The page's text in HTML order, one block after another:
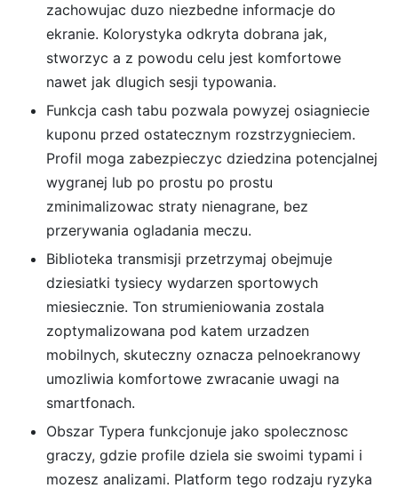
zachowujac duzo niezbedne informacje do
ekranie. Kolorystyka odkryta dobrana jak,
stworzyc a z powodu celu jest komfortowe
nawet jak dlugich sesji typowania.
Funkcja cash tabu pozwala powyzej osiagniecie
kuponu przed ostatecznym rozstrzygnieciem.
Profil moga zabezpieczyc dziedzina potencjalnej
wygranej lub po prostu po prostu
zminimalizowac straty nienagrane, bez
przerywania ogladania meczu.
Biblioteka transmisji przetrzymaj obejmuje
dziesiatki tysiecy wydarzen sportowych
miesiecznie. Ton strumieniowania zostala
zoptymalizowana pod katem urzadzen
mobilnych, skuteczny oznacza pelnoekranowy
umozliwia komfortowe zwracanie uwagi na
smartfonach.
Obszar Typera funkcjonuje jako spolecznosc
graczy, gdzie profile dziela sie swoimi typami i
mozesz analizami. Platform tego rodzaju ryzyka